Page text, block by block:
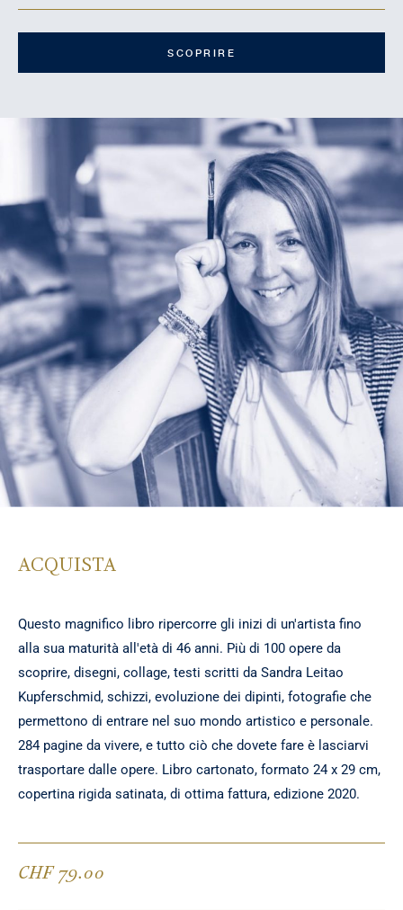
SCOPRIRE
ACQUISTA
Questo magnifico libro ripercorre gli inizi di un'artista fino
alla sua maturità all'età di 46 anni. Più di 100 opere da
scoprire, disegni, collage, testi scritti da Sandra Leitao
Kupferschmid, schizzi, evoluzione dei dipinti, fotografie che
permettono di entrare nel suo mondo artistico e personale.
284 pagine da vivere, e tutto ciò che dovete fare è lasciarvi
trasportare dalle opere. Libro cartonato, formato 24 x 29 cm,
copertina rigida satinata, di ottima fattura, edizione 2020.
CHF 79.00